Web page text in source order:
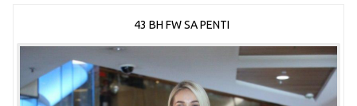
43 BH FW SA PENTI